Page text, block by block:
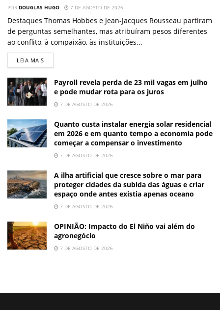
POR DOUGLAS HUGO 7 DE AGOSTO DE 2026
Destaques Thomas Hobbes e Jean-Jacques Rousseau partiram
de perguntas semelhantes, mas atribuíram pesos diferentes
ao conflito, à compaixão, às instituições...
LEIA MAIS
Payroll revela perda de 23 mil vagas em julho
e pode mudar rota para os juros
7 DE AGOSTO DE 2026
Quanto custa instalar energia solar residencial
em 2026 e em quanto tempo a economia pode
começar a compensar o investimento
7 DE AGOSTO DE 2026
A ilha artificial que cresce sobre o mar para
proteger cidades da subida das águas e criar
espaço onde antes existia apenas oceano
7 DE AGOSTO DE 2026
OPINIÃO: Impacto do El Niño vai além do
agronegócio
7 DE AGOSTO DE 2026